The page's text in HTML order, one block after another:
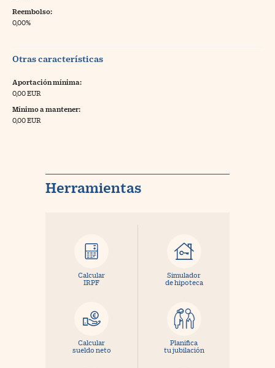
Reembolso:
0,00%
Otras características
Aportación mínima:
0,00 EUR
Mínimo a mantener:
0,00 EUR
Herramientas
Calcular
IRPF
Simulador
de hipoteca
Calcular
sueldo neto
Planifica
tu jubilación